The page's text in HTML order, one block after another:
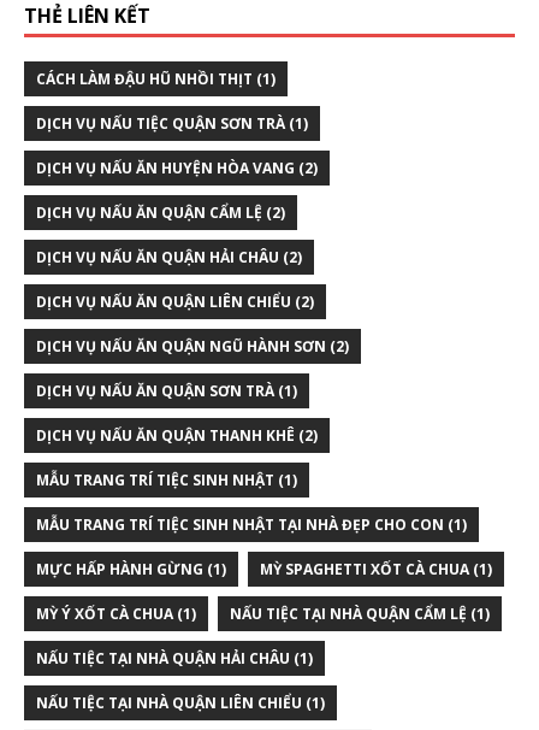
THẺ LIÊN KẾT
CÁCH LÀM ĐẬU HŨ NHỒI THỊT (1)
DỊCH VỤ NẤU TIỆC QUẬN SƠN TRÀ(1)
DỊCH VỤ NẤU ĂN HUYỆN HÒA VANG (2)
DỊCH VỤ NẤU ĂN QUẬN CẨM LỆ (2)
DỊCH VỤ NẤU ĂN QUẬN HẢI CHÂU (2)
DỊCH VỤ NẤU ĂN QUẬN LIÊN CHIỂU (2)
DỊCH VỤ NẤU ĂN QUẬN NGŨ HÀNH SƠN (2)
DỊCH VỤ NẤU ĂN QUẬN SƠN TRÀ(1)
DỊCH VỤ NẤU ĂN QUẬN THANH KHÊ (2)
MẪU TRANG TRÍ TIỆC SINH NHẬT (1)
MẪU TRANG TRÍ TIỆC SINH NHẬT TẠI NHÀ ĐẸP CHO CON (1)
MỰC HẤP HÀNH GỪNG (1) MỲ SPAGHETTI XỐT CÀ CHUA(1)
MỲ Ý XỐT CÀ CHUA(1) NẤU TIỆC TẠI NHÀ QUẬN CẨM LỆ (1)
NẤU TIỆC TẠI NHÀ QUẬN HẢI CHÂU (1)
NẤU TIỆC TẠI NHÀ QUẬN LIÊN CHIỂU (1)